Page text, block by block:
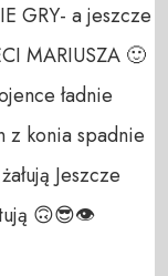
GRY- a jeszcze
MARIUSZA 🙂
ładnie
z konia spadnie
Jeszcze
🙃😎👁️